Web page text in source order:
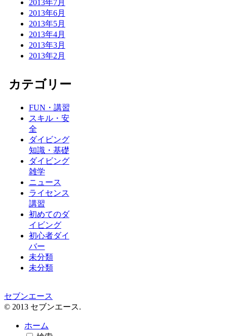
2013年7月
2013年6月
2013年5月
2013年4月
2013年3月
2013年2月
カテゴリー
FUN・講習
スキル・安
全
ダイビング
知識・基礎
ダイビング
雑学
ニュース
ライセンス
講習
初めてのダ
イビング
初心者ダイ
バー
未分類
未分類
セブンエース
© 2013 セブンエース.
ホーム